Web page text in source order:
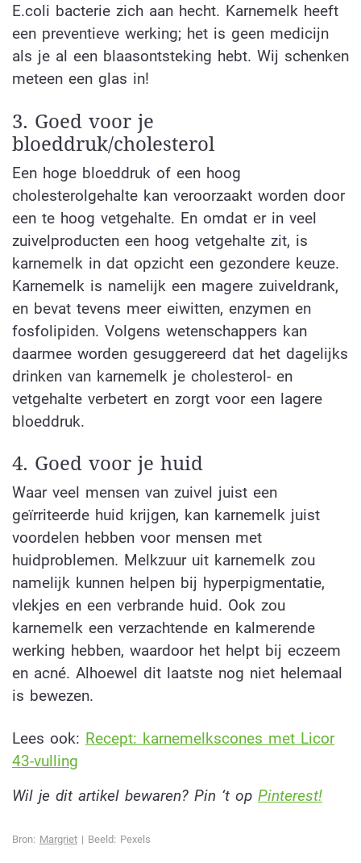
E.coli bacterie zich aan hecht. Karnemelk heeft
een preventieve werking; het is geen medicijn
als je al een blaasontsteking hebt. Wij schenken
meteen een glas in!
3. Goed voor je
bloeddruk/cholesterol
Een hoge bloeddruk of een hoog
cholesterolgehalte kan veroorzaakt worden door
een te hoog vetgehalte. En omdat er in veel
zuivelproducten een hoog vetgehalte zit, is
karnemelk in dat opzicht een gezondere keuze.
Karnemelk is namelijk een magere zuiveldrank,
en bevat tevens meer eiwitten, enzymen en
fosfolipiden. Volgens wetenschappers kan
daarmee worden gesuggereerd dat het dagelijks
drinken van karnemelk je cholesterol- en
vetgehalte verbetert en zorgt voor een lagere
bloeddruk.
4. Goed voor je huid
Waar veel mensen van zuivel juist een
geïrriteerde huid krijgen, kan karnemelk juist
voordelen hebben voor mensen met
huidproblemen. Melkzuur uit karnemelk zou
namelijk kunnen helpen bij hyperpigmentatie,
vlekjes en een verbrande huid. Ook zou
karnemelk een verzachtende en kalmerende
werking hebben, waardoor het helpt bij eczeem
en acné. Alhoewel dit laatste nog niet helemaal
is bewezen.
Lees ook: Recept: karnemelkscones met Licor
43-vulling
Wil je dit artikel bewaren? Pin ‘t op Pinterest!
Bron: Margriet | Beeld: Pexels